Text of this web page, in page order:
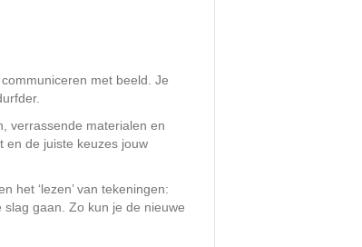
met beeld. Je
verrassende materialen en
en de juiste keuzes jouw
het ‘lezen’ van tekeningen:
gaan. Zo kun je de nieuwe